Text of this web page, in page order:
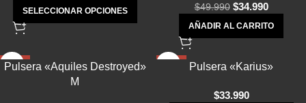
SELECCIONAR OPCIONES $49.990 $34.990
AÑADIR AL CARRITO
-43%
Pulsera «Aquiles Destroyed»
M
Pulsera «Karius»
$33.990